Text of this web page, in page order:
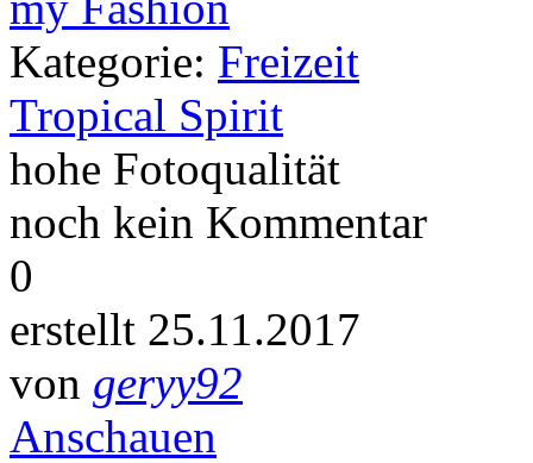
Kategorie: Freizeit
Tropical Spirit
hohe Fotoqualität
noch kein Kommentar
0
erstellt 25.11.2017
von geryy92
Anschauen